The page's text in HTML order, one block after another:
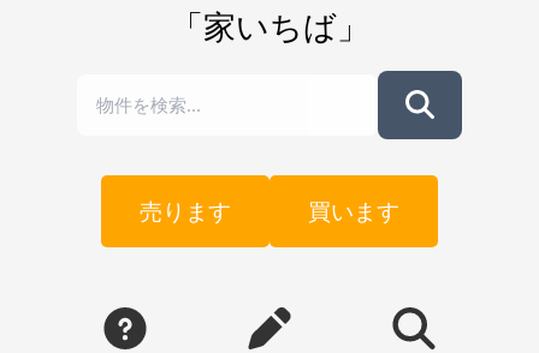
「家いちば」
売ります 買います